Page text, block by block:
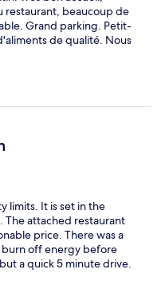
restaurant, beaucoup de
Grand parking. Petit-
de qualité. Nous
limits. It is set in the
The attached restaurant
price. There was a
off energy before
a quick 5 minute drive.
sure that our waiter
much less tricky. A very